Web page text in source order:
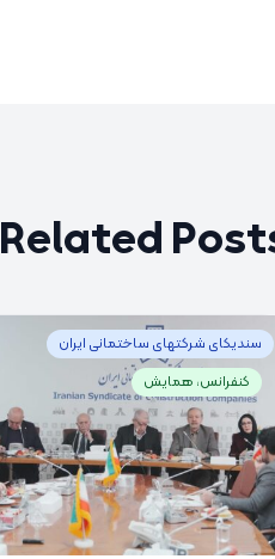
Related
سندیکای شرکتهای ساختمانی ایران
کنفرانس، همایش